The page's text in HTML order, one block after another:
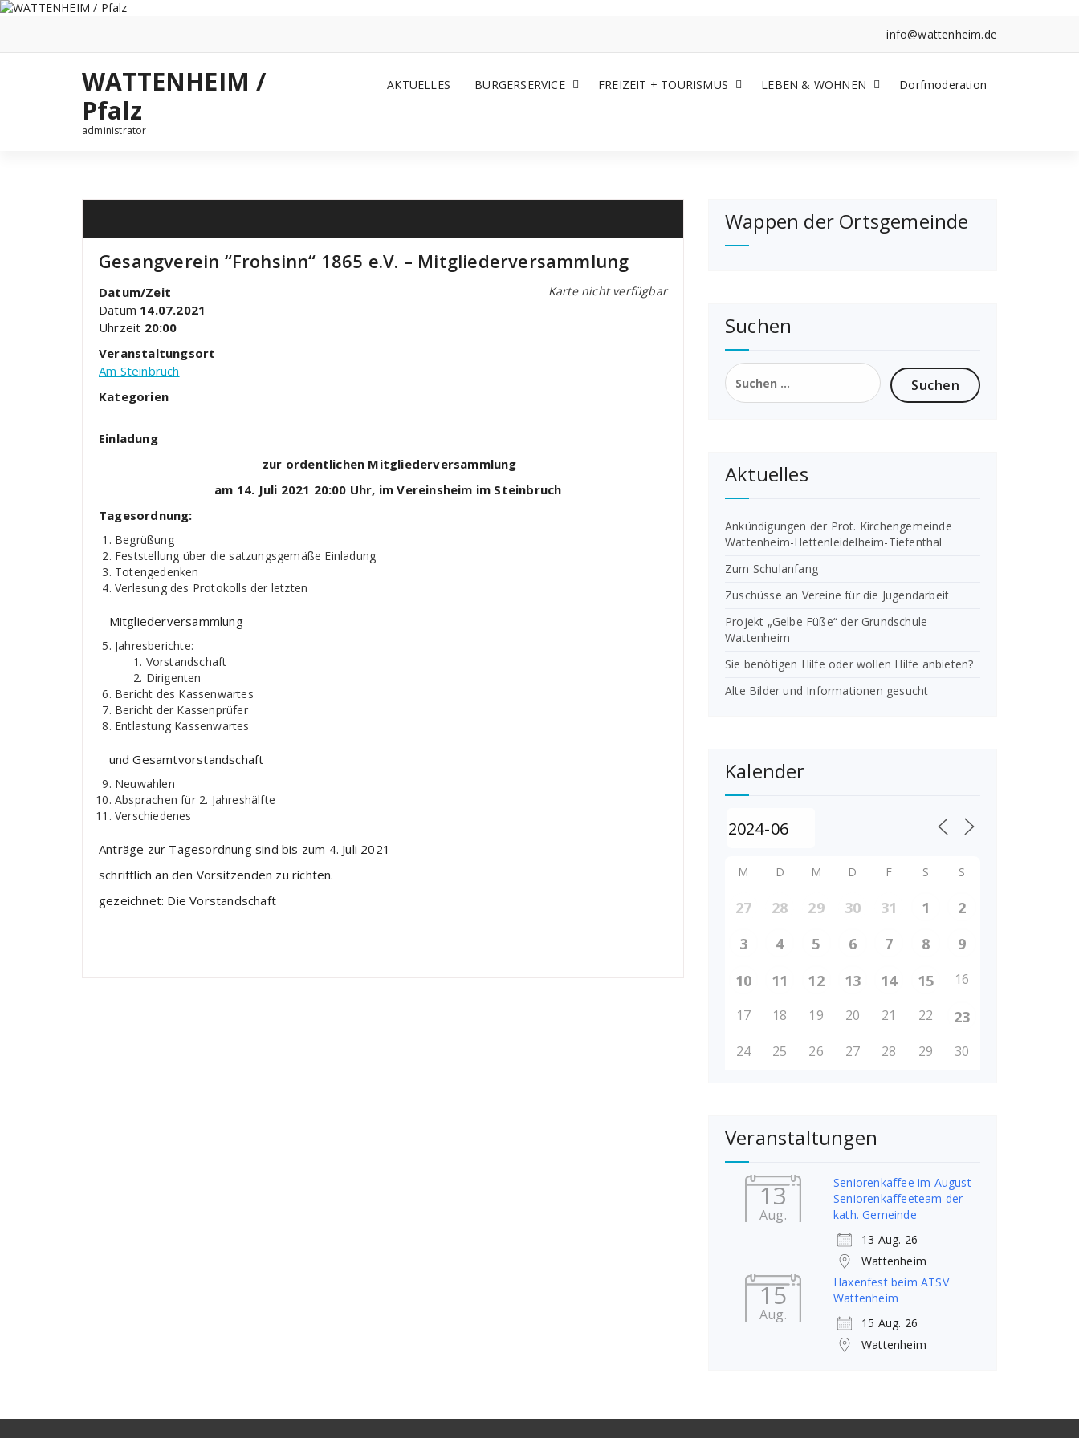
Zum
info@wattenheim.de
WATTENHEIM /
Pfalz
administrator
AKTUELLES BÜRGERSERVICE FREIZEIT + TOURISMUS LEBEN & WOHNEN Dorfmoderation
Gesangverein “Frohsinn“ 1865 e.V. – Mitgliederversammlung
Karte nicht verfügbar
Datum/Zeit
Datum 14.07.2021
Uhrzeit 20:00
Veranstaltungsort
Am Steinbruch
Kategorien
Einladung
zur ordentlichen Mitgliederversammlung
am 14. Juli 2021 20:00 Uhr, im Vereinsheim im Steinbruch
Tagesordnung:
Begrüßung
Feststellung über die satzungsgemäße Einladung
Totengedenken
Verlesung des Protokolls der letzten
Mitgliederversammlung
Jahresberichte:
Vorstandschaft
Dirigenten
Bericht des Kassenwartes
Bericht der Kassenprüfer
Entlastung Kassenwartes
und Gesamtvorstandschaft
Neuwahlen
Absprachen für 2. Jahreshälfte
Verschiedenes
Anträge zur Tagesordnung sind bis zum 4. Juli 2021
schriftlich an den Vorsitzenden zu richten.
gezeichnet: Die Vorstandschaft
Wappen der Ortsgemeinde
Suchen
Suchen
nach:
Aktuelles
Ankündigungen der Prot. Kirchengemeinde
Wattenheim-Hettenleidelheim-Tiefenthal
Zum Schulanfang
Zuschüsse an Vereine für die Jugendarbeit
Projekt „Gelbe Füße“ der Grundschule
Wattenheim
Sie benötigen Hilfe oder wollen Hilfe anbieten?
Alte Bilder und Informationen gesucht
Kalender
M D M D F S S
27 28 29 30 31 1
2
3
4 5 6 7 8
9
10
11 12 13 14 15 16
17 18 19 20 21 22 23
24 25 26 27 28 29 30
Veranstaltungen
13
Aug.
Seniorenkaffee im August -
Seniorenkaffeeteam der
kath. Gemeinde
13 Aug. 26
Wattenheim
15
Aug.
Haxenfest beim ATSV
Wattenheim
15 Aug. 26
Wattenheim